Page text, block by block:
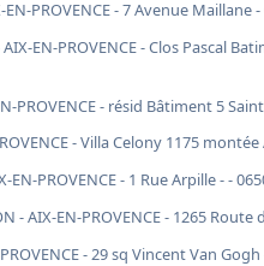
EN-PROVENCE - 7 Avenue Maillane
AIX-EN-PROVENCE - Clos Pascal
PROVENCE - résid Bâtiment 5
- Villa Celony 1175
EN-PROVENCE - 1 Rue Arpille - -
- AIX-EN-PROVENCE - 1265
- 29 sq Vincent Van